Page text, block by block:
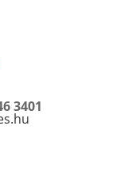
3401